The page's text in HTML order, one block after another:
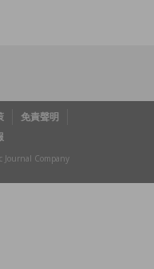
免責聲明
Journal Company